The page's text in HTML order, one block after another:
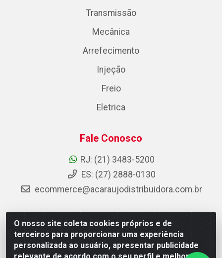
O nosso site coleta cookies próprios e de
terceiros para proporcionar uma experiência
personalizada ao usuário, apresentar publicidade
Transmissão
Mecânica
Arrefecimento
Injeção
Freio
Eletrica
Fale Conosco
RJ: (21) 3483-5200
ES: (27) 2888-0130
ecommerce@acaraujodistribuidora.com.br
AC Araujo Distribuidora - Rua Carneiro de Campos, 42 -
São Cristóvão, Rio de Janeiro/RJ - CEP 20.920-410 -
CNPJ 08.744.753/0003-85